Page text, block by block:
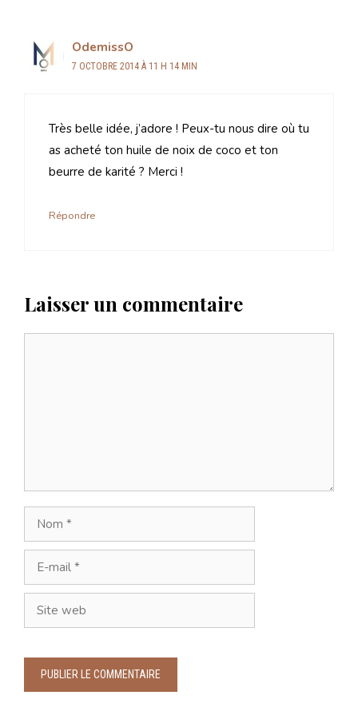
OdemissO
7 OCTOBRE 2014 À 11 H 14 MIN
Très belle idée, j’adore ! Peux-tu nous dire où tu
as acheté ton huile de noix de coco et ton
beurre de karité ? Merci !
Répondre
Laisser un commentaire
Nom
mail
Site
web